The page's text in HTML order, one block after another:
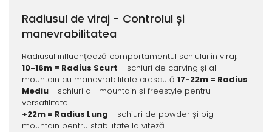
Radiusul de viraj - Controlul și
manevrabilitatea
Radiusul influențează comportamentul schiului în viraj:
10-16m = Radius Scurt - schiuri de carving și all-
mountain cu manevrabilitate crescută 17-22m = Radius
Mediu- schiuri all-mountain și freestyle pentru
versatilitate
+22m = Radius Lung - schiuri de powder și big
mountain pentru stabilitate la viteză